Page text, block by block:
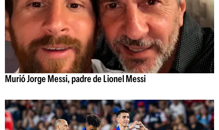
Murió Jorge Messi, padre de Lionel Messi